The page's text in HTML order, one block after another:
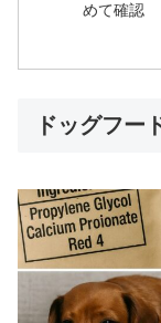
めて確認
ドッグフー